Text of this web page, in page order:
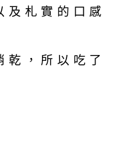
及札實的口感
乾，所以吃了